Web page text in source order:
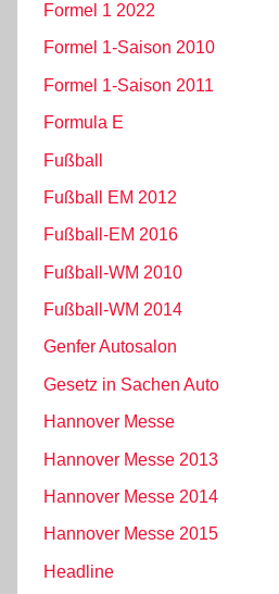
Formel 1 2022
Formel 1-Saison 2010
Formel 1-Saison 2011
Formula E
Fußball
Fußball EM 2012
Fußball-EM 2016
Fußball-WM 2010
Fußball-WM 2014
Genfer Autosalon
Gesetz in Sachen Auto
Hannover Messe
Hannover Messe 2013
Hannover Messe 2014
Hannover Messe 2015
Headline